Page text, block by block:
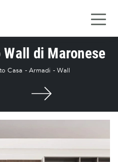
di Maronese
Casa -Armadi -Wall